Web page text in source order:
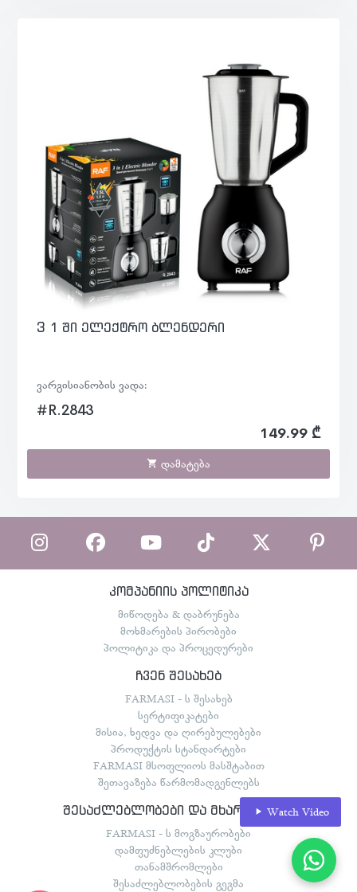
3 1 ში ელექტრო ბლენდერი
ვარგისიანობის ვადა:
#R.2843
149.99 ₾
დამატება
კომპანიის პოლიტიკა
მიწოდება & დაბრუნება
მოხმარების პირობები
პოლიტიკა და პროცედურები
ჩვენ შესახებ
FARMASI - ს შესახებ
სერტიფიკატები
მისია, ხედვა და ღირებულებები
პროდუქტის სტანდარტები
FARMASI მსოფლიოს მასშტაბით
შეთავაზება წარმომადგენლებს
შესაძლებლობები და მხარდაჭერა
FARMASI - ს მოგზაურობები
დამფუძნებლების კლუბი
თანამშრომლები
შესაძლებლობების გეგმა
Watch Video